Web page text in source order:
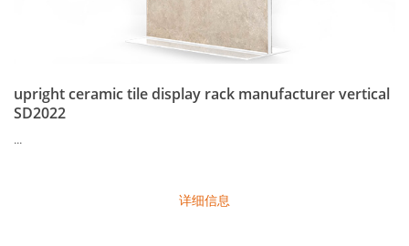
upright ceramic tile display rack manufacturer vertical
SD2022
...
详细信息